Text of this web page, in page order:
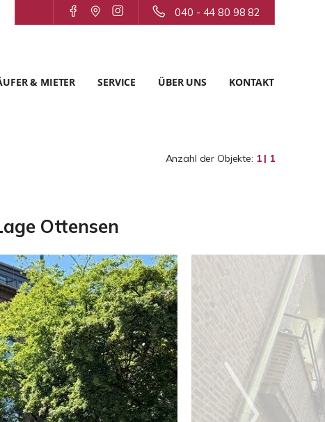
040 - 44 80 98 82
& MIETER SERVICE ÜBER UNS KONTAKT
Anzahl der Objekte: 1 | 1
Ottensen